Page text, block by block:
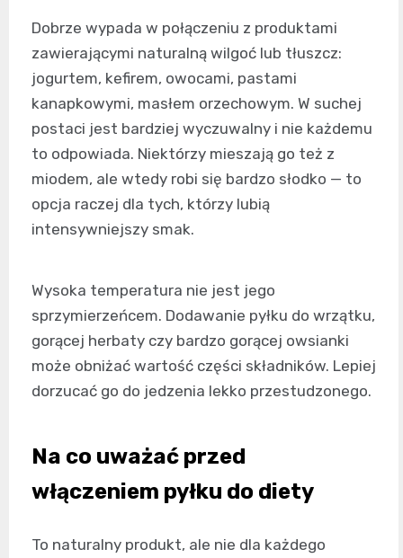
Dobrze wypada w połączeniu z produktami
zawierającymi naturalną wilgoć lub tłuszcz:
jogurtem, kefirem, owocami, pastami
kanapkowymi, masłem orzechowym. W suchej
postaci jest bardziej wyczuwalny i nie każdemu
to odpowiada. Niektórzy mieszają go też z
miodem, ale wtedy robi się bardzo słodko — to
opcja raczej dla tych, którzy lubią
intensywniejszy smak.
Wysoka temperatura nie jest jego
sprzymierzeńcem. Dodawanie pyłku do wrzątku,
gorącej herbaty czy bardzo gorącej owsianki
może obniżać wartość części składników. Lepiej
dorzucać go do jedzenia lekko przestudzonego.
Na co uważać przed
włączeniem pyłku do diety
To naturalny produkt, ale nie dla każdego